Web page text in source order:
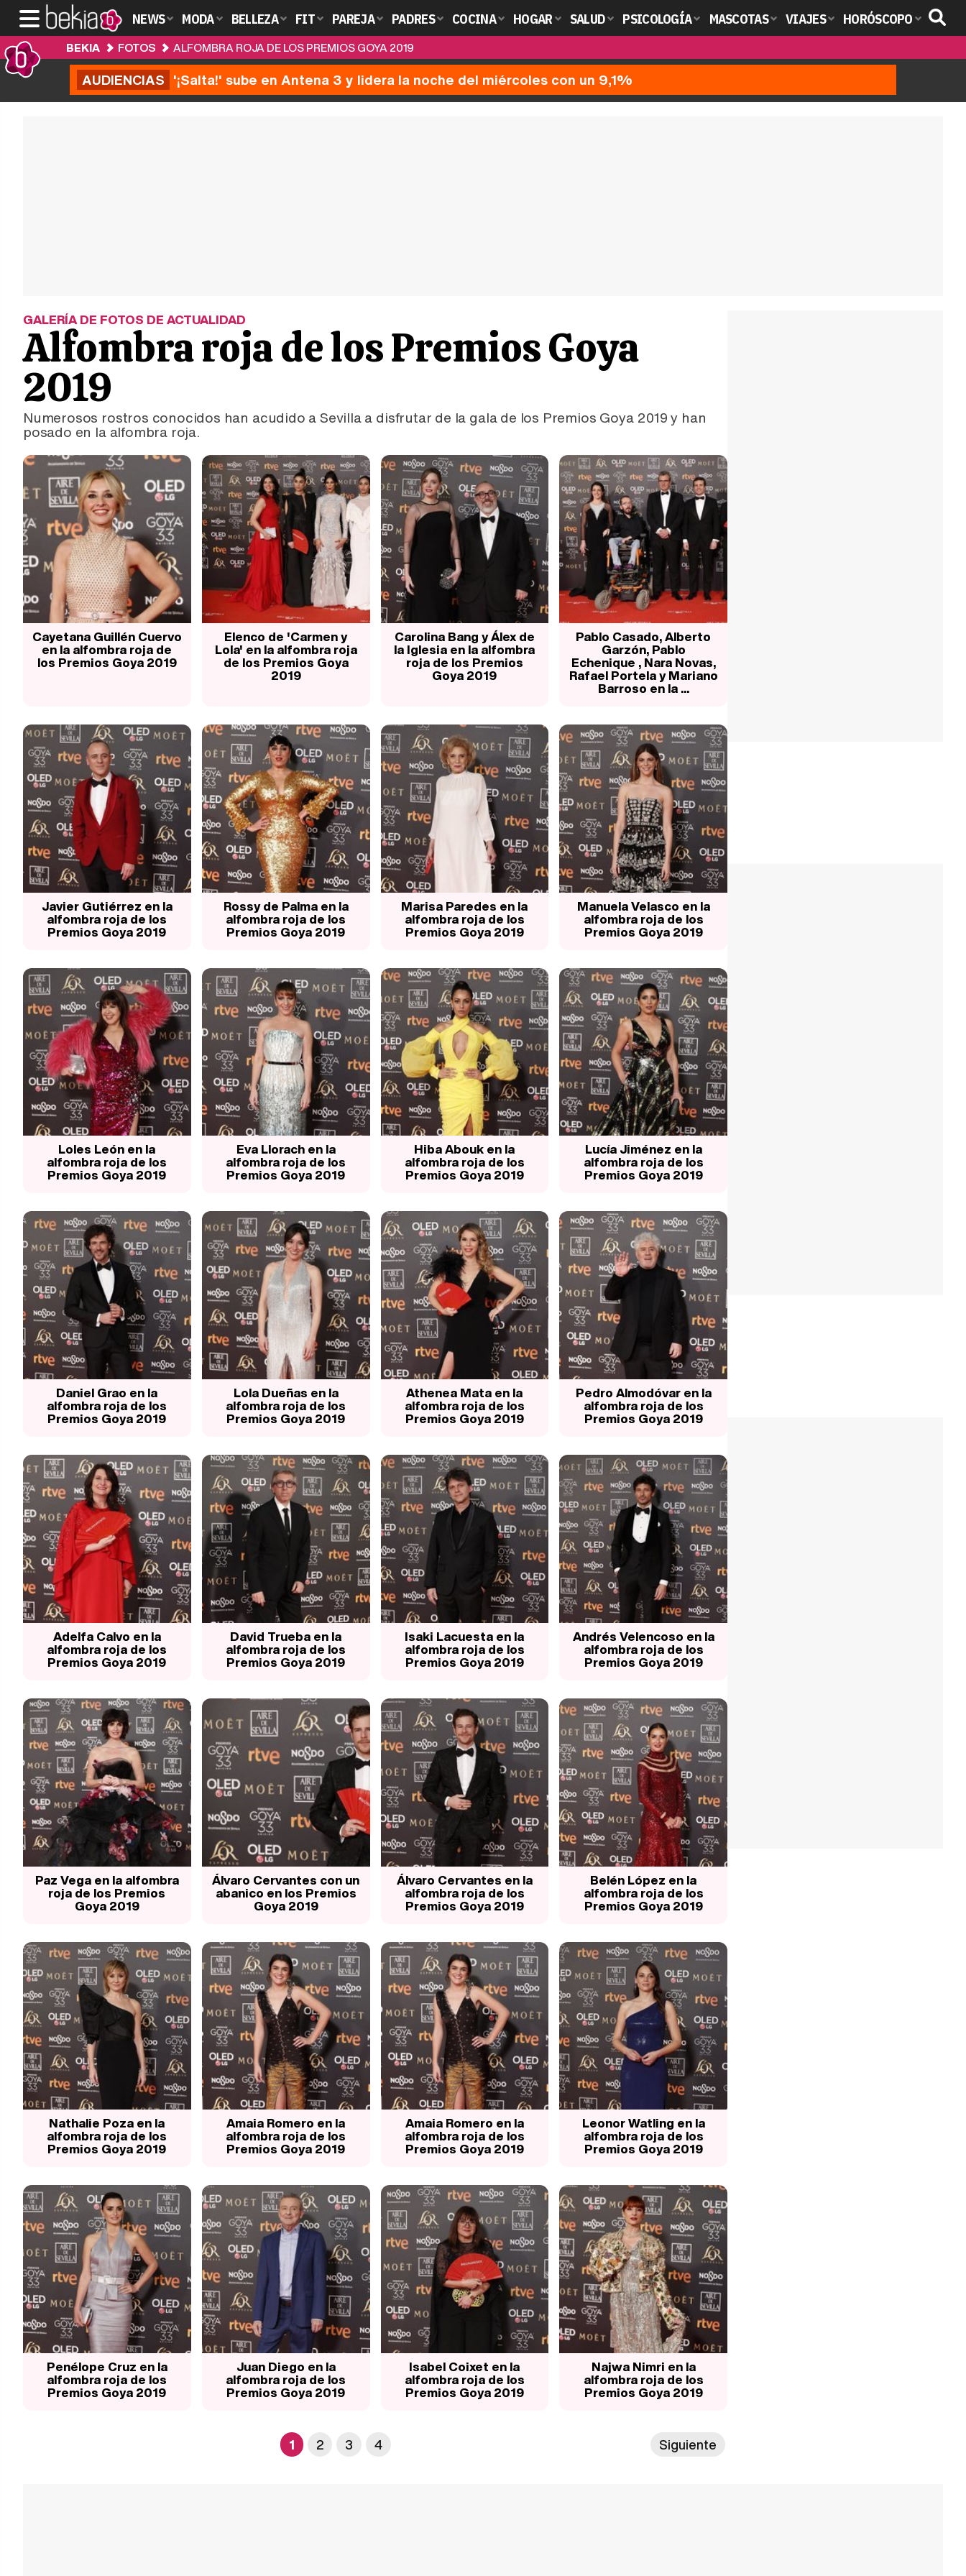
NEWS MODA BELLEZA FIT PAREJA PADRES COCINA HOGAR SALUD PSICOLOGÍA MASCOTAS VIAJES HORÓSCOPO
BEKIA FOTOS ALFOMBRA ROJA DE LOS PREMIOS GOYA 2019
AUDIENCIAS '¡Salta!' sube en Antena 3 y lidera la noche del miércoles con un 9,1%
GALERÍA DE FOTOS DE ACTUALIDAD
Alfombra roja de los Premios Goya
2019
Numerosos rostros conocidos han acudido a Sevilla a disfrutar de la gala de los Premios Goya 2019 y han
posado en la alfombra roja.
Cayetana Guillén Cuervo
en la alfombra roja de
los Premios Goya 2019
Elenco de 'Carmen y
Lola' en la alfombra roja
de los Premios Goya
2019
Carolina Bang y Álex de
la Iglesia en la alfombra
roja de los Premios
Goya 2019
Pablo Casado, Alberto
Garzón, Pablo
Echenique , Nara Novas,
Rafael Portela y Mariano
Barroso en la ...
Javier Gutiérrez en la
alfombra roja de los
Premios Goya 2019
Rossy de Palma en la
alfombra roja de los
Premios Goya 2019
Marisa Paredes en la
alfombra roja de los
Premios Goya 2019
Manuela Velasco en la
alfombra roja de los
Premios Goya 2019
Loles León en la
alfombra roja de los
Premios Goya 2019
Eva Llorach en la
alfombra roja de los
Premios Goya 2019
Hiba Abouk en la
alfombra roja de los
Premios Goya 2019
Lucía Jiménez en la
alfombra roja de los
Premios Goya 2019
Daniel Grao en la
alfombra roja de los
Premios Goya 2019
Lola Dueñas en la
alfombra roja de los
Premios Goya 2019
Athenea Mata en la
alfombra roja de los
Premios Goya 2019
Pedro Almodóvar en la
alfombra roja de los
Premios Goya 2019
Adelfa Calvo en la
alfombra roja de los
Premios Goya 2019
David Trueba en la
alfombra roja de los
Premios Goya 2019
Isaki Lacuesta en la
alfombra roja de los
Premios Goya 2019
Andrés Velencoso en la
alfombra roja de los
Premios Goya 2019
Paz Vega en la alfombra
roja de los Premios
Goya 2019
Álvaro Cervantes con un
abanico en los Premios
Goya 2019
Álvaro Cervantes en la
alfombra roja de los
Premios Goya 2019
Belén López en la
alfombra roja de los
Premios Goya 2019
Nathalie Poza en la
alfombra roja de los
Premios Goya 2019
Amaia Romero en la
alfombra roja de los
Premios Goya 2019
Amaia Romero en la
alfombra roja de los
Premios Goya 2019
Leonor Watling en la
alfombra roja de los
Premios Goya 2019
Penélope Cruz en la
alfombra roja de los
Premios Goya 2019
Juan Diego en la
alfombra roja de los
Premios Goya 2019
Isabel Coixet en la
alfombra roja de los
Premios Goya 2019
Najwa Nimri en la
alfombra roja de los
Premios Goya 2019
1 2 3 4 Siguiente